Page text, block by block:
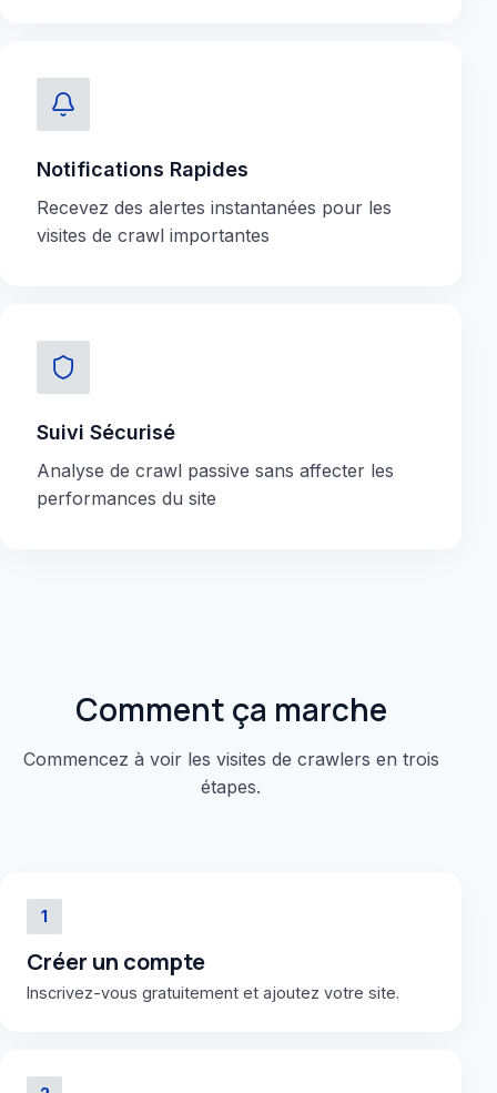
Notifications Rapides
Recevez des alertes instantanées pour les
visites de crawl importantes
Suivi Sécurisé
Analyse de crawl passive sans affecter les
performances du site
Comment ça marche
Commencez à voir les visites de crawlers en trois
étapes.
1
Créer un compte
Inscrivez-vous gratuitement et ajoutez votre site.